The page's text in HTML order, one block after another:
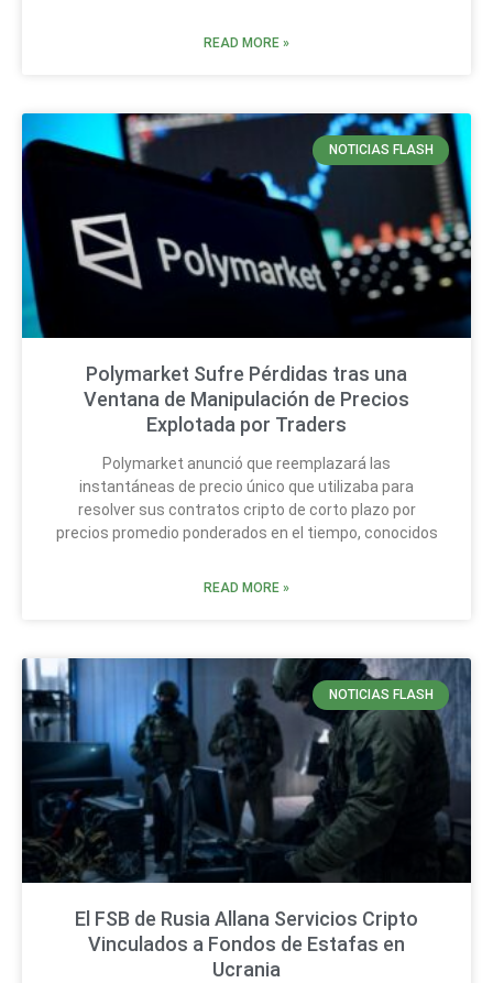
READ MORE »
NOTICIAS FLASH
Polymarket Sufre Pérdidas tras una
Ventana de Manipulación de Precios
Explotada por Traders
Polymarket anunció que reemplazará las
instantáneas de precio único que utilizaba para
resolver sus contratos cripto de corto plazo por
precios promedio ponderados en el tiempo, conocidos
READ MORE »
NOTICIAS FLASH
El FSB de Rusia Allana Servicios Cripto
Vinculados a Fondos de Estafas en
Ucrania